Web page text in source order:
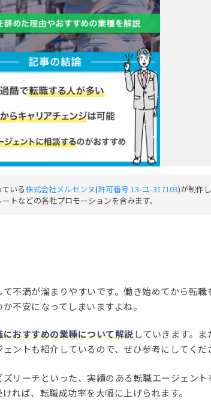
いる株式会社メルセンヌ(許可番号 13-ユ-317103)が制作
トなどの各社プロモーションを含みます。
不満が溜まりやすいです。働き始めてから転職
不安になってしまいますよね。
おすすめの業種について解説していきます。ま
ントも紹介しているので、ぜひ参考にしてくだ
リーチといった、実績のある転職エージェント
れば、転職成功率を大幅に上げられます。